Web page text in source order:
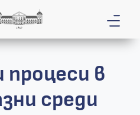
процеси в
среди